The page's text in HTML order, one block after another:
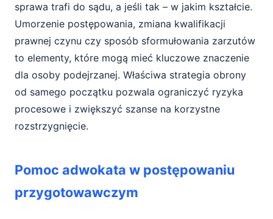
sprawa trafi do sądu, a jeśli tak – w jakim kształcie.
Umorzenie postępowania, zmiana kwalifikacji
prawnej czynu czy sposób sformułowania zarzutów
to elementy, które mogą mieć kluczowe znaczenie
dla osoby podejrzanej. Właściwa strategia obrony
od samego początku pozwala ograniczyć ryzyka
procesowe i zwiększyć szanse na korzystne
rozstrzygnięcie.
Pomoc adwokata w postępowaniu
przygotowawczym